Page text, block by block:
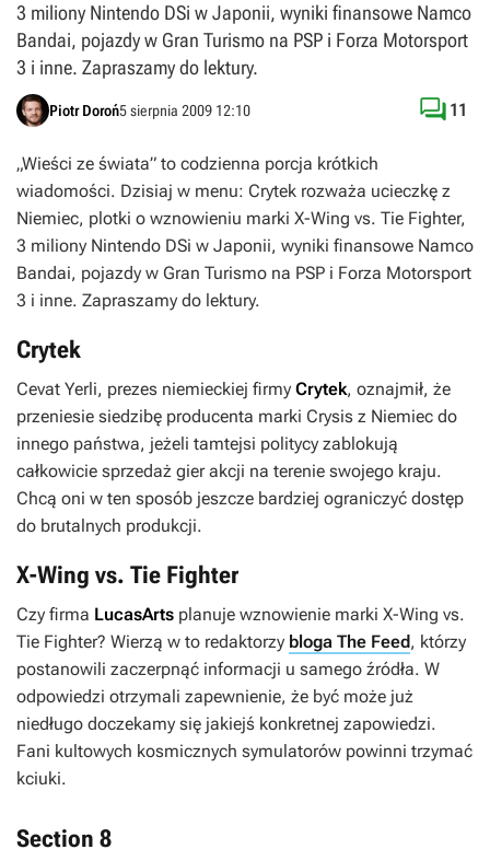
3 miliony Nintendo DSi w Japonii, wyniki finansowe Namco
Bandai, pojazdy w Gran Turismo na PSP i Forza Motorsport
3 i inne. Zapraszamy do lektury.
Piotr Doroń5 sierpnia 2009 12:10  11
„Wieści ze świata” to codzienna porcja krótkich
wiadomości. Dzisiaj w menu: Crytek rozważa ucieczkę z
Niemiec, plotki o wznowieniu marki X-Wing vs. Tie Fighter,
3 miliony Nintendo DSi w Japonii, wyniki finansowe Namco
Bandai, pojazdy w Gran Turismo na PSP i Forza Motorsport
3 i inne. Zapraszamy do lektury.
Crytek
Cevat Yerli, prezes niemieckiej firmy Crytek, oznajmił, że
przeniesie siedzibę producenta marki Crysis z Niemiec do
innego państwa, jeżeli tamtejsi politycy zablokują
całkowicie sprzedaż gier akcji na terenie swojego kraju.
Chcą oni w ten sposób jeszcze bardziej ograniczyć dostęp
do brutalnych produkcji.
X-Wing vs. Tie Fighter
Czy firma LucasArts planuje wznowienie marki X-Wing vs.
Tie Fighter? Wierzą w to redaktorzy bloga The Feed, którzy
postanowili zaczerpnąć informacji u samego źródła. W
odpowiedzi otrzymali zapewnienie, że być może już
niedługo doczekamy się jakiejś konkretnej zapowiedzi.
Fani kultowych kosmicznych symulatorów powinni trzymać
kciuki.
Section 8